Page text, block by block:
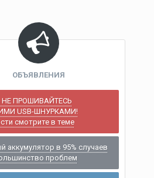
ОБЪЯВЛЕНИЯ
ПРОШИВАЙТЕСЬ
USB-ШНУРКАМИ!
смотрите в теме
аккумулятор в 95% случаев
проблем